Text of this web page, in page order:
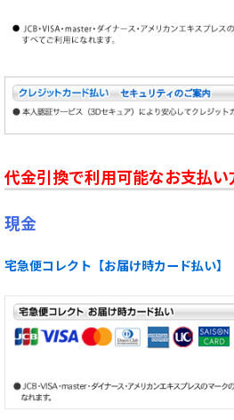
代金引換で利用可能なお支払
現金
宅急便コレクト【お届け時カード払い】